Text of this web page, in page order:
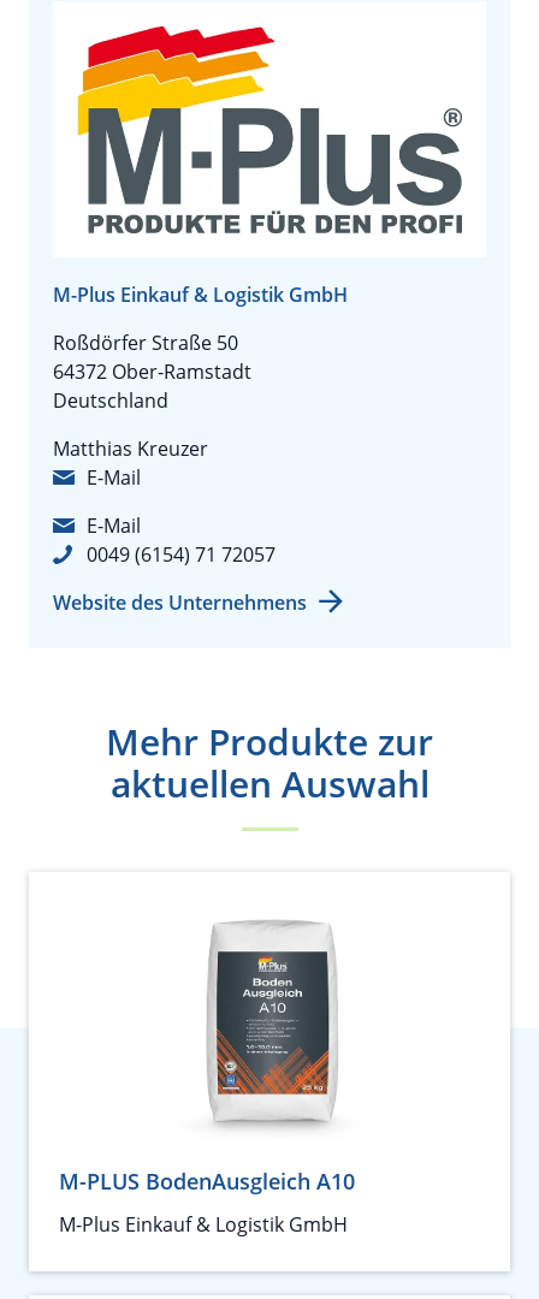
M-Plus Einkauf & Logistik GmbH
Roßdörfer Straße 50
64372 Ober-Ramstadt
Deutschland
Matthias Kreuzer
E-Mail
E-Mail
0049 (6154) 71 72057
Website des Unternehmens
Mehr Produkte zur
aktuellen Auswahl
M-PLUS BodenAusgleich A10
M-Plus Einkauf & Logistik GmbH